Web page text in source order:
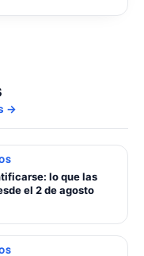
→
lo que las
el 2 de agosto